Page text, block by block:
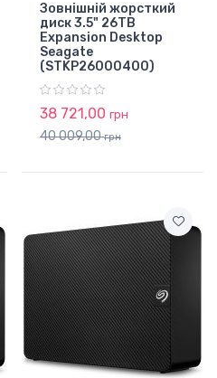
Зовнішній жорсткий
диск 3.5" 26TB
Expansion Desktop
Seagate
(STKP26000400)
38 721,00 грн
40 009,00грн